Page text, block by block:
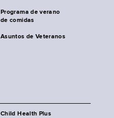
Programa de verano
de comidas
Asuntos de Veteranos
Child Health Plus